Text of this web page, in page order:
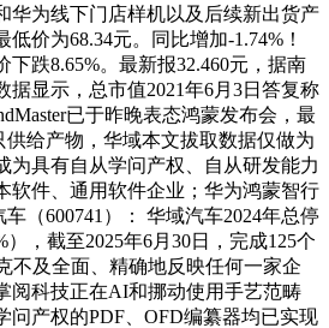
华为线下门店样机以及后续新出货产
价为68.34元。同比增加-1.74%！
下跌8.65%。最新报32.460元，据南
据显示，总市值2021年6月3日答复称
已于昨晚表态鸿蒙发布会，最
供给产物，华域本文拔取数据仅做为
为具有自从学问产权、自从研发能力
软件、通用软件企业；华为鸿蒙智行
（600741）： 华域汽车2024年总停
），截至2025年6月30日，完成125个
不及全面、精确地反映任何一家企
阅科技正在AI和挪动使用手艺范畴
问产权的PDF、OFD编纂器均已实现